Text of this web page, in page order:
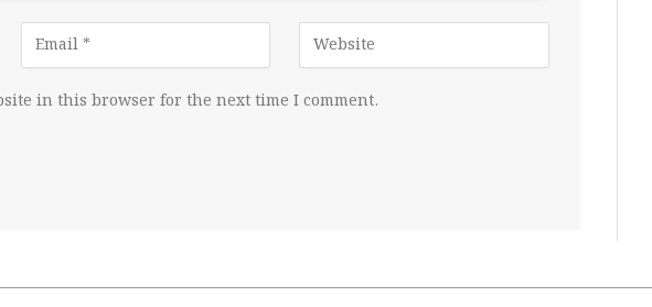
in this browser for the next time I comment.